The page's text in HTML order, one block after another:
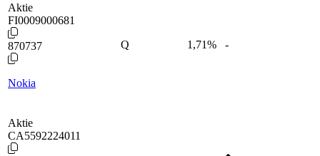
Aktie
FI0009000681
870737
Nokia
Q 1,71% -
Aktie
CA5592224011